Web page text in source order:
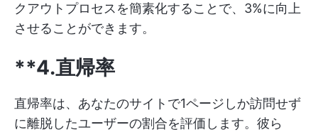
クアウトプロセスを簡素化することで、3%に向上
させることができます。
**4.直帰率
直帰率は、あなたのサイトで1ページしか訪問せず
に離脱したユーザーの割合を評価します。彼ら